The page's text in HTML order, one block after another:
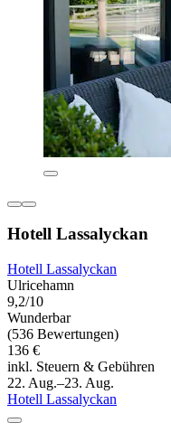
Hotell Lassalyckan
Hotell Lassalyckan
Ulricehamn
9,2/10
Wunderbar
(536 Bewertungen)
136 €
inkl. Steuern & Gebühren
22. Aug.–23. Aug.
Hotell Lassalyckan